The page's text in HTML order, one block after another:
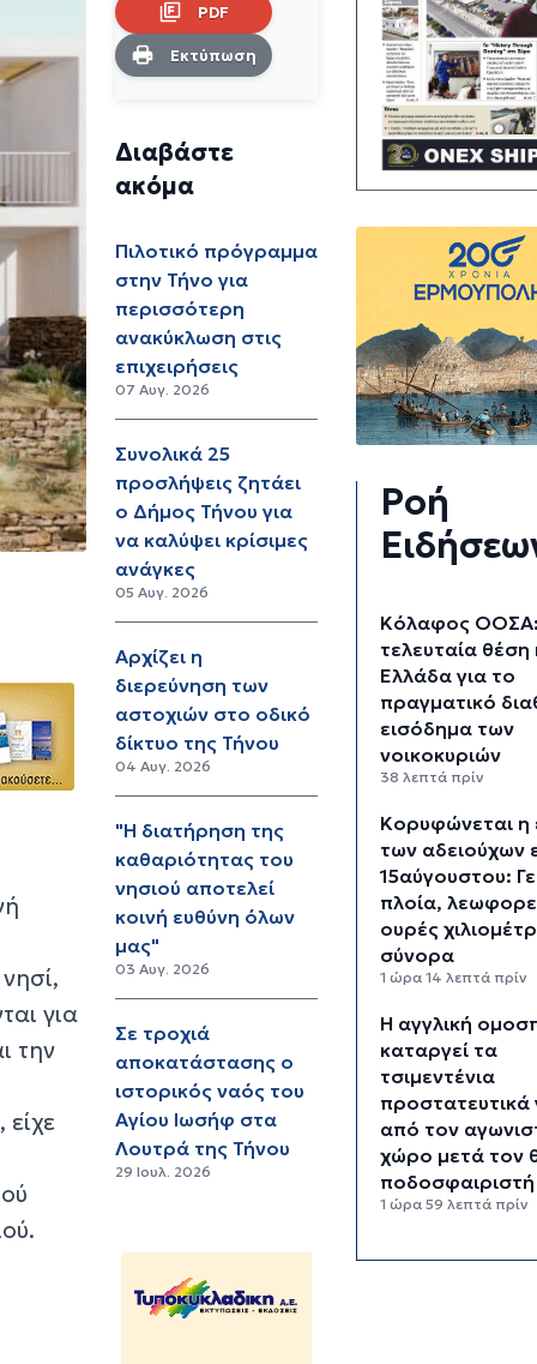
για
την
PDF
Εκτύπωση
Διαβάστε
ακόμα
Πιλοτικό πρόγραμμα
στην Τήνο για
περισσότερη
ανακύκλωση στις
επιχειρήσεις
07 Αυγ. 2026
Συνολικά 25
προσλήψεις ζητάει
ο Δήμος Τήνου για
να καλύψει κρίσιμες
ανάγκες
05 Αυγ. 2026
Αρχίζει η
διερεύνηση των
αστοχιών στο οδικό
δίκτυο της Τήνου
04 Αυγ. 2026
"Η διατήρηση της
καθαριότητας του
νησιού αποτελεί
κοινή ευθύνη όλων
μας"
03 Αυγ. 2026
Σε τροχιά
αποκατάστασης ο
ιστορικός ναός του
Αγίου Ιωσήφ στα
Λουτρά της Τήνου
29 Ιουλ. 2026
Ροή
Κόλαφος
τελευταία θέση
Ελλάδα για το
πραγματικό
εισόδημα των
νοικοκυριών
38 λεπτά πρίν
Κορυφώνεται η
των αδειούχων
15αύγουστου:
πλοία,
ουρές
σύνορα
1 ώρα 14 λεπτά πρίν
Η αγγλική
καταργεί τα
τσιμεντένια
από τον
χώρο μετά τον
ποδοσφαιριστή
1 ώρα 59 λεπτά πρίν